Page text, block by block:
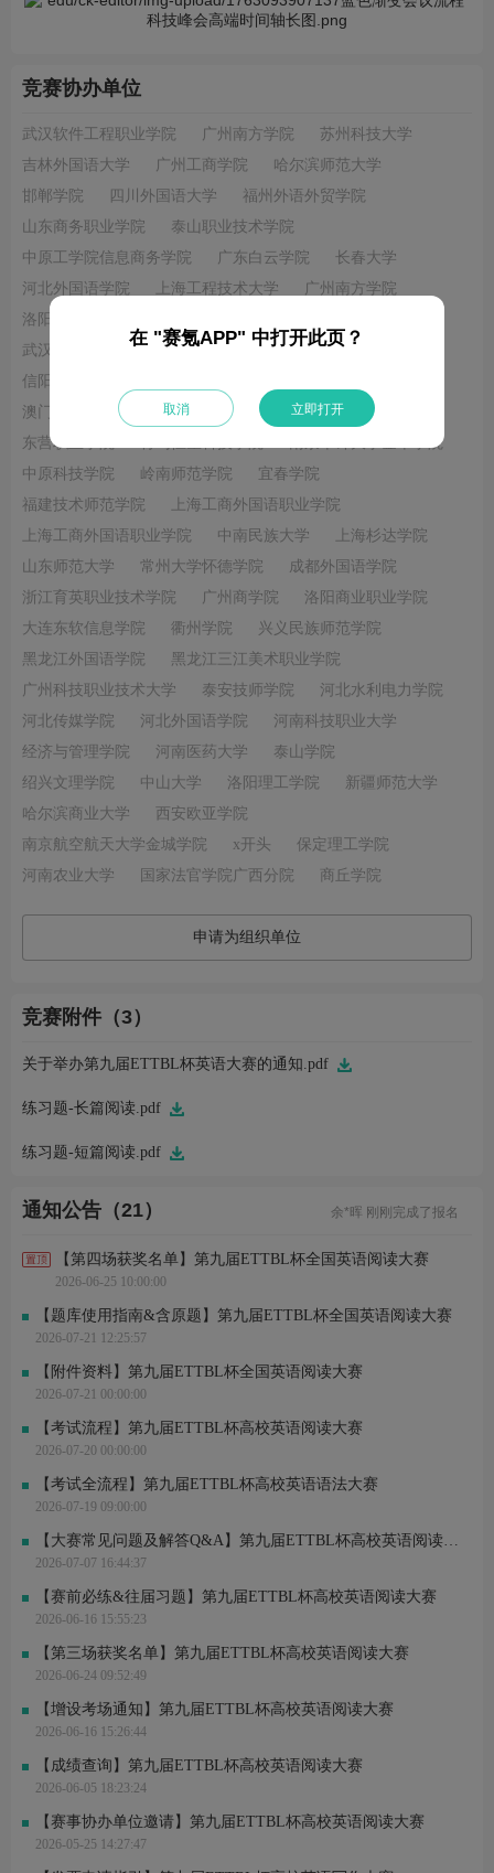
竞赛协办单位
武汉软件工程职业学院 广州南方学院
苏州科技大学
吉林外国语大学
广州工商学院
哈尔滨师范大学
邯郸学院
四川外国语大学
福州外语外贸学院
山东商务职业学院
泰山职业技术学院
中原工学院信息商务学院
广东白云学院
长春大学
河北外国语学院
上海工程技术大学
广州南方学院
洛阳商业职业学院
武汉华夏理工学院
河南财经政法大学
信阳学院英语俱乐部
澳门城市大学人文社会科学学院
郑州经贸学院
东营职业学院
南京审计大学金审学院
中原科技学院
岭南师范学院
宜春学院
福建技术师范学院
上海工商外国语职业学院
上海工商外国语职业学院
中南民族大学
上海杉达学院
山东师范大学
常州大学怀德学院
成都外国语学院
浙江育英职业技术学院
广州商学院
洛阳商业职业学院
大连东软信息学院
衢州学院
兴义民族师范学院
黑龙江外国语学院
黑龙江三江美术职业学院
广州科技职业技术大学
泰安技师学院
河北水利电力学院
河北传媒学院
河北外国语学院
河南科技职业大学
经济与管理学院
河南医药大学
泰山学院
绍兴文理学院
中山大学 洛阳理工学院
新疆师范大学
哈尔滨商业大学
西安欧亚学院
南京航空航天大学金城学院
x开头
保定理工学院
河南农业大学
国家法官学院广西分院 商丘学院
申请为组织单位
竞赛附件（3）
关于举办第九届ETTBL杯英语大赛的通知.pdf
练习题-长篇阅读.pdf
练习题-短篇阅读.pdf
通知公告（21）
周*怡 刚刚完成了报名
黄*嘉 刚刚进行了关注
R*. 刚刚进行了关注
赵*奇 刚刚完成了报名
刘*婧 刚刚完成了报名
张*文 刚刚进行了关注
余*晖 刚刚完成了报名
李*林 刚刚完成了报名
黄*嘉 刚刚进行了关注
王* 刚刚完成了报名
赵*奇 刚刚完成了报名
S*? 刚刚进行了关注
张*文 刚刚进行了关注
【第四场获奖名单】第九届ETTBL杯全国英语阅读大赛
2026-06-25 10:00:00
【题库使用指南&含原题】第九届ETTBL杯全国英语阅读大赛
2026-07-21 12:25:57
【附件资料】第九届ETTBL杯全国英语阅读大赛
2026-07-21 00:00:00
【考试流程】第九届ETTBL杯高校英语阅读大赛
2026-07-20 00:00:00
【考试全流程】第九届ETTBL杯高校英语语法大赛
2026-07-19 09:00:00
【大赛常见问题及解答Q&A】第九届ETTBL杯高校英语阅读大赛
2026-07-07 16:44:37
【赛前必练&往届习题】第九届ETTBL杯高校英语阅读大赛
2026-06-16 15:55:23
【第三场获奖名单】第九届ETTBL杯高校英语阅读大赛
2026-06-24 09:52:49
【增设考场通知】第九届ETTBL杯高校英语阅读大赛
2026-06-16 15:26:44
【成绩查询】第九届ETTBL杯高校英语阅读大赛
2026-06-05 18:23:24
【赛事协办单位邀请】第九届ETTBL杯高校英语阅读大赛
2026-05-25 14:27:47
在 "赛氪APP" 中打开此页？
取消 立即打开